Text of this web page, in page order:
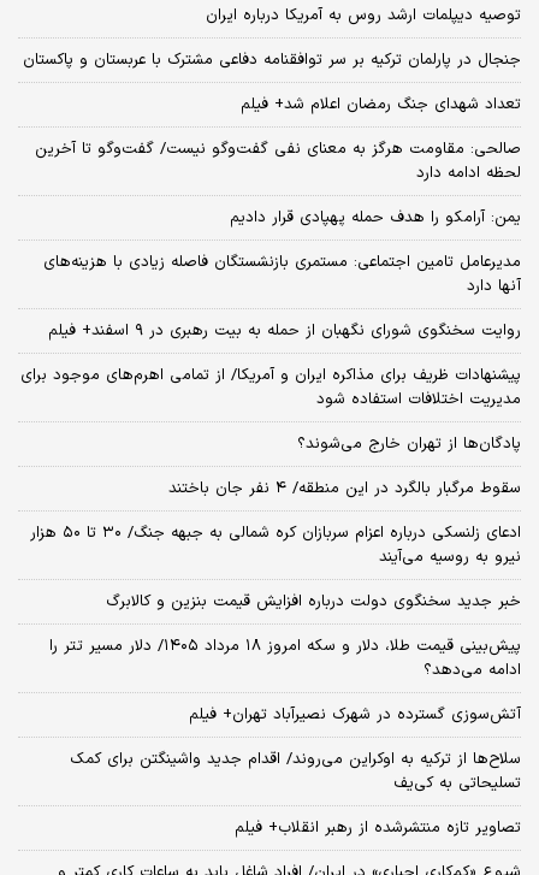
توصیه دیپلمات ارشد روس به آمریکا درباره ایران
جنجال در پارلمان ترکیه بر سر توافقنامه دفاعی مشترک با عربستان و پاکستان
تعداد شهدای جنگ رمضان اعلام شد+ فیلم
صالحی: مقاومت هرگز به معنای نفی گفت‌وگو نیست/ گفت‌وگو تا آخرین
لحظه ادامه دارد
یمن: آرامکو را هدف حمله پهپادی قرار دادیم
مدیرعامل تامین اجتماعی: مستمری بازنشستگان فاصله زیادی با هزینه‌های
آنها دارد
روایت سخنگوی شورای نگهبان از حمله به بیت رهبری در ۹ اسفند+ فیلم
پیشنهادات ظریف برای مذاکره ایران و آمریکا/ از تمامی اهرم‌های موجود برای
مدیریت اختلافات استفاده شود
پادگان‌ها از تهران خارج می‌شوند؟
سقوط مرگبار بالگرد در این منطقه/ ۴ نفر جان باختند
ادعای زلنسکی درباره اعزام سربازان کره شمالی به جبهه جنگ/ ۳۰ تا ۵۰ هزار
نیرو به روسیه می‌آیند
خبر جدید سخنگوی دولت درباره افزایش قیمت بنزین و کالابرگ
پیش‌بینی قیمت طلا، دلار و سکه امروز ۱۸ مرداد ۱۴۰۵/ دلار مسیر تتر را
ادامه می‌دهد؟
آتش‌سوزی گسترده در شهرک نصیرآباد تهران+ فیلم
سلاح‌ها از ترکیه به اوکراین می‌روند/ اقدام جدید واشینگتن برای کمک
تسلیحاتی به کی‌یف
تصاویر تازه منتشرشده از رهبر انقلاب+ فیلم